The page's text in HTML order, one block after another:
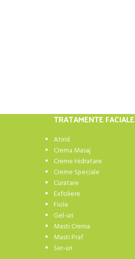
TRATAMENTE FACIALE
Atirid
Crema Masaj
Creme Hidratare
Creme Speciale
Curatare
Exfoliere
Fiole
Gel-uri
Masti Crema
Masti Praf
Ser-uri